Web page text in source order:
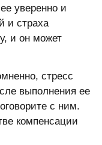
уверенно и
и страха
и он может
стресс
выполнения ее
с ним.
компенсации